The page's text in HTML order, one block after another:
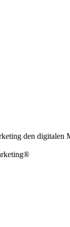
den digitalen